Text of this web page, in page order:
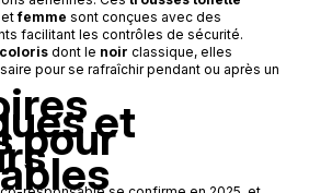
etfemme sont conçues avec des
facilitant les contrôles de sécurité.
coloris dont le noir classique, elles
pour se rafraîchir pendant ou après un
et
pour